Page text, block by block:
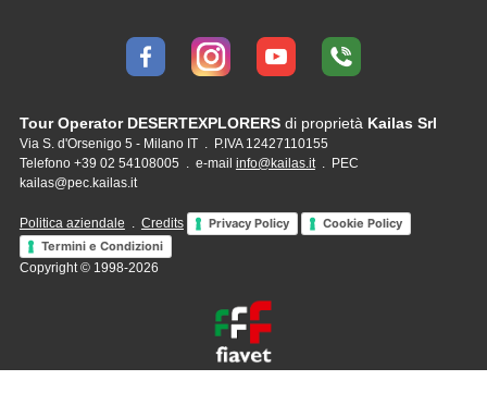
Tour Operator DESERTEXPLORERSdi proprietà Kailas Srl
Via S. d'Orsenigo 5 - Milano IT . P.IVA 12427110155
Telefono +39 02 54108005 . e-mail info@kailas.it. PEC
kailas@pec.kailas.it
Politica aziendale . Credits Privacy Policy
Cookie Policy
Termini e Condizioni
Copyright © 1998-2026